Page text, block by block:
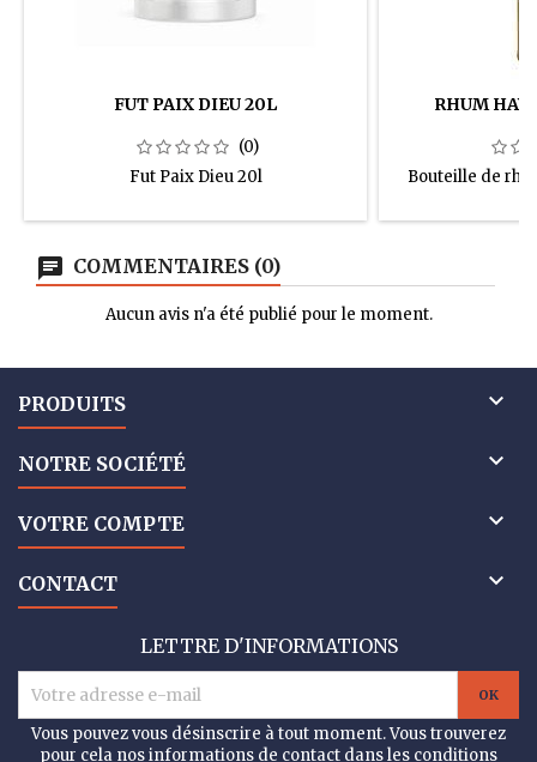
FUT PAIX DIEU 20L
(0)
Fut Paix Dieu 20l
RHUM
Bouteille de
COMMENTAIRES (0)
Aucun avis n'a été publié pour le moment.
PRODUITS 
NOTRE SOCIÉTÉ 
VOTRE COMPTE 
CONTACT 
LETTRE D'INFORMATIONS
Vous pouvez vous désinscrire à tout moment. Vous trouverez
pour cela nos informations de contact dans les conditions